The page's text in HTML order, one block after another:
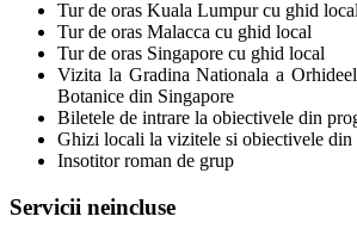
Tur de oras Kuala Lumpur cu ghid local
Tur de oras Malacca cu ghid local
Tur de oras Singapore cu ghid local
Vizita la Gradina Nationala a
Botanice din Singapore
Biletele de intrare la obiectivele din
Ghizi locali la vizitele si obiectivele din
Insotitor roman de grup
Servicii neincluse